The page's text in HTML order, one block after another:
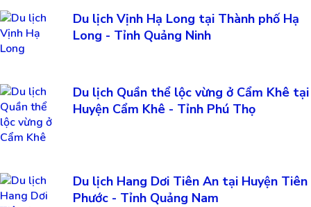
Du lịch Vịnh Hạ Long tại Thành phố Hạ
Long - Tỉnh Quảng Ninh
Du lịch Quần thể lộc vừng ở Cẩm Khê tại
Huyện Cẩm Khê - Tỉnh Phú Thọ
Du lịch Hang Dơi Tiên An tại Huyện Tiên
Phước - Tỉnh Quảng Nam